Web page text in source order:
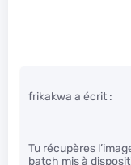
frikakwa a écrit :
Tu récupères
batch mis à